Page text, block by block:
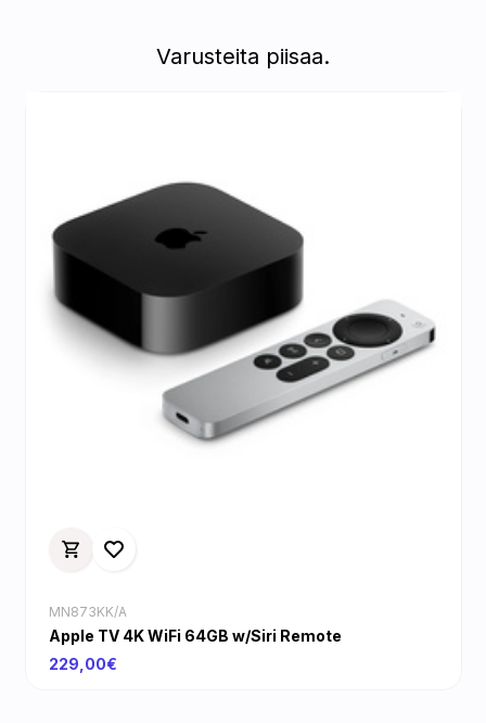
Varusteita piisaa.
MN873KK/A
Apple TV 4K WiFi 64GB w/Siri Remote
229,00€